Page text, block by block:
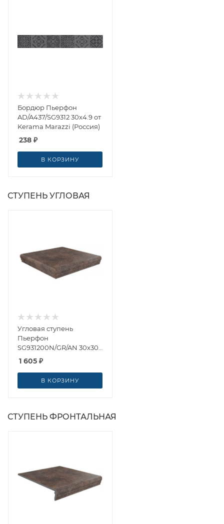
Бордюр Пьерфон
AD/A437/SG9312 30x4.9 от
Kerama Marazzi (Россия)
238 ₽
В КОРЗИНУ
СТУПЕНЬ УГЛОВАЯ
Угловая ступень
Пьерфон
SG931200N/GR/AN 30x30
от Kerama Marazzi
1 605 ₽
В КОРЗИНУ
СТУПЕНЬ ФРОНТАЛЬНАЯ